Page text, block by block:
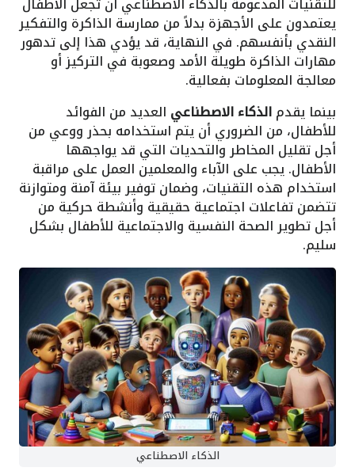
يعتمدون على الأجهزة بدلاً من ممارسة الذاكرة والتفكير
النقدي بأنفسهم. في النهاية، قد يؤدي هذا إلى تدهور
مهارات الذاكرة طويلة الأمد وصعوبة في التركيز أو
معالجة المعلومات بفعالية.
بينما يقدمالذكاء الاصطناعي العديد من الفوائد
للأطفال، من الضروري أن يتم استخدامه بحذر ووعي من
أجل تقليل المخاطر والتحديات التي قد يواجهها
الأطفال. يجب على الآباء والمعلمين العمل على مراقبة
استخدام هذه التقنيات، وضمان توفير بيئة آمنة ومتوازنة
تتضمن تفاعلات اجتماعية حقيقية وأنشطة حركية من
أجل تطوير الصحة النفسية والاجتماعية للأطفال بشكل
سليم.
الذكاء الاصطناعي